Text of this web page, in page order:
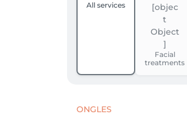
All services
Facial
treatments
ONGLES